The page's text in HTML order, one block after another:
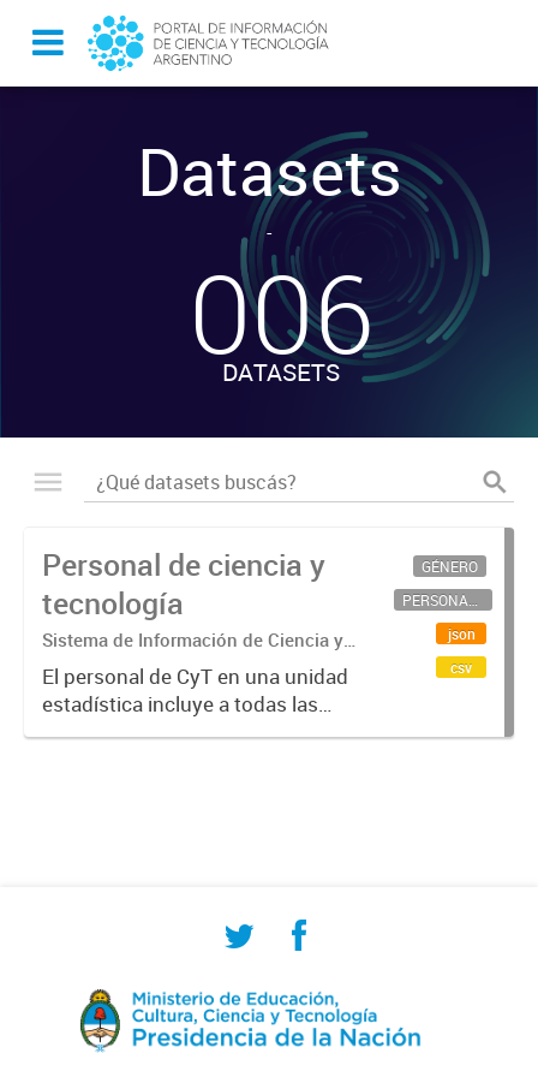
Datasets
-
006
DATASETS
Personal de ciencia y
tecnología
Sistema de Información de Ciencia y
Tecnología Argentino (SICYTAR)
El personal de CyT en una unidad
estadística incluye a todas las
personas involucradas
GÉNERO
PERSONAL CIENTÍFICO-TECNOLÓGICO
json
csv